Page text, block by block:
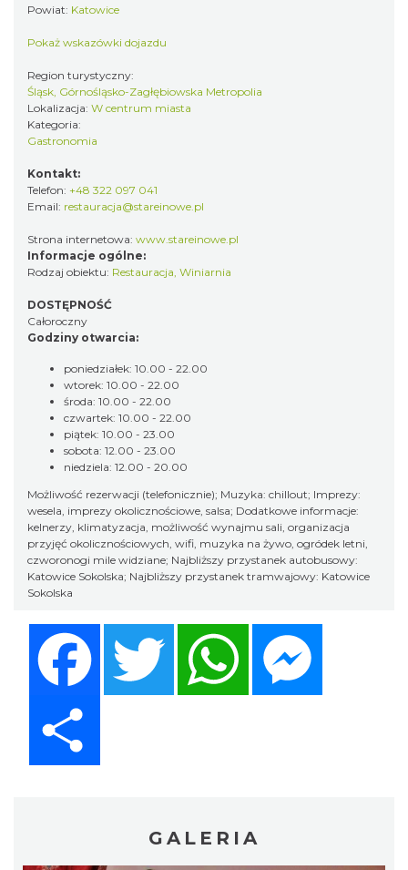
Powiat: Katowice
Pokaż wskazówki dojazdu
Region turystyczny:
Śląsk, Górnośląsko-Zagłębiowska Metropolia
Lokalizacja: W centrum miasta
Kategoria:
Gastronomia
Kontakt:
Telefon: +48 322 097 041
Email: restauracja@stareinowe.pl
Strona internetowa: www.stareinowe.pl
Informacje ogólne:
Rodzaj obiektu: Restauracja, Winiarnia
DOSTĘPNOŚĆ
Całoroczny
Godziny otwarcia:
poniedziałek: 10.00 - 22.00
wtorek: 10.00 - 22.00
środa: 10.00 - 22.00
czwartek: 10.00 - 22.00
piątek: 10.00 - 23.00
sobota: 12.00 - 23.00
niedziela: 12.00 - 20.00
Możliwość rezerwacji (telefonicznie); Muzyka: chillout; Imprezy:
wesela, imprezy okolicznościowe, salsa; Dodatkowe informacje:
kelnerzy, klimatyzacja, możliwość wynajmu sali, organizacja
przyjęć okolicznościowych, wifi, muzyka na żywo, ogródek letni,
czworonogi mile widziane; Najbliższy przystanek autobusowy:
Katowice Sokolska; Najbliższy przystanek tramwajowy: Katowice
Sokolska
Twitter WhatsApp
GALERIA